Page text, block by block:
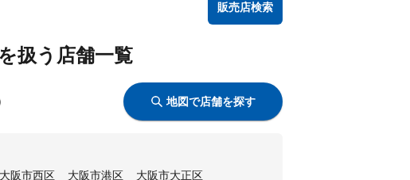
販売店検索
扱う店舗一覧
地図で店舗を探す
大阪市西区 大阪市港区
大阪市大正区